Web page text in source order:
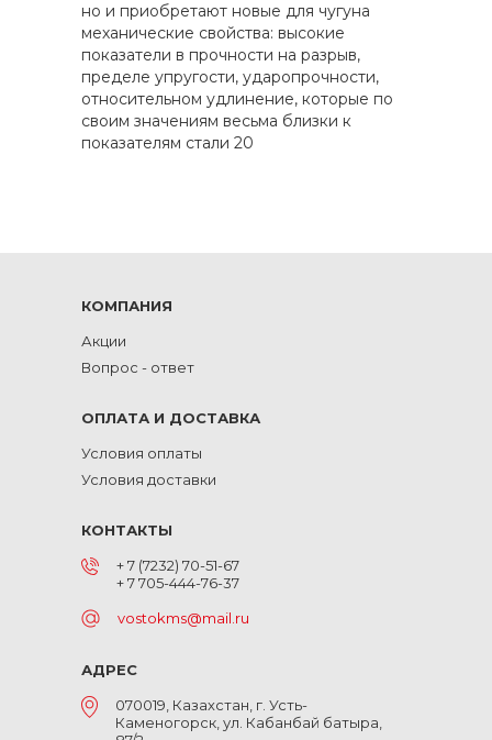
но и приобретают новые для чугуна
механические свойства: высокие
показатели в прочности на разрыв,
пределе упругости, ударопрочности,
относительном удлинение, которые по
своим значениям весьма близки к
показателям стали 20
КОМПАНИЯ
Акции
Вопрос - ответ
ОПЛАТА И ДОСТАВКА
Условия оплаты
Условия доставки
КОНТАКТЫ
+ 7 (7232) 70-51-67
+ 7 705-444-76-37
vostokms@mail.ru
АДРЕС
070019, Казахстан, г. Усть-
Каменогорск, ул. Кабанбай батыра,